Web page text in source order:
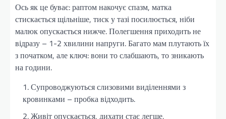
Ось як це буває: раптом накочує спазм, матка
стискається щільніше, тиск у тазі посилюється, ніби
малюк опускається нижче. Полегшення приходить не
відразу – 1-2 хвилини напруги. Багато мам плутають їх
з початком, але ключ: вони то слабшають, то зникають
на години.
Супроводжуються слизовими виділеннями з
кровинками – пробка відходить.
Живіт опускається, дихати стає легше.